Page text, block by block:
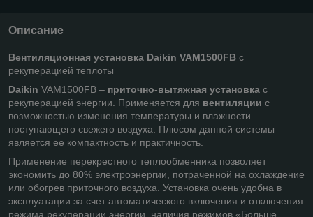
Описание
Вентиляционная установка Daikin VAM1500FВ с
рекуперацией теплоты
Daikin VAM1500FВ – приточно-вытяжная установка с
рекуперацией энергии. Применяется для вентиляции с
возможностью изменения температуры и влажности
поступающего свежего воздуха. Плюсом данной системы
является ее компактность и практичность.
Применение перекрестного теплообменника позволяет
экономить до 80% электроэнергии, потраченной на охлаждение
или обогрев приточного воздуха. Установка очень удобна в
эксплуатации за счет автоматического включения и отключения
режима рекуперации энергии, наличия режимов «Больше